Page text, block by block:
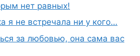
нет равных!
я не встречала ни у кого…
за любовью, она сама вас